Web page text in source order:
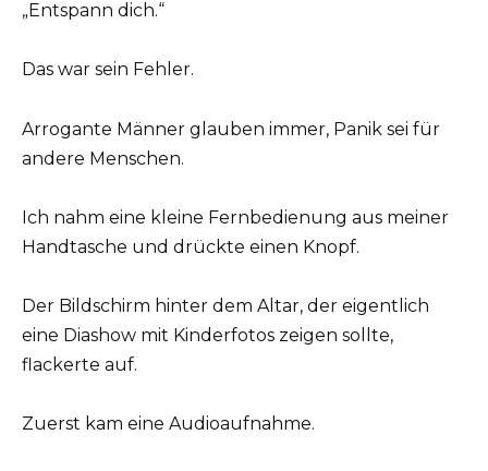
„Entspann dich.“
Das war sein Fehler.
Arrogante Männer glauben immer, Panik sei für
andere Menschen.
Ich nahm eine kleine Fernbedienung aus meiner
Handtasche und drückte einen Knopf.
Der Bildschirm hinter dem Altar, der eigentlich
eine Diashow mit Kinderfotos zeigen sollte,
flackerte auf.
Zuerst kam eine Audioaufnahme.